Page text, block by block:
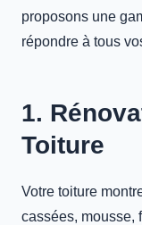
proposons une
répondre à tous
1.
Toiture
Votre toiture
cassées, mousse,